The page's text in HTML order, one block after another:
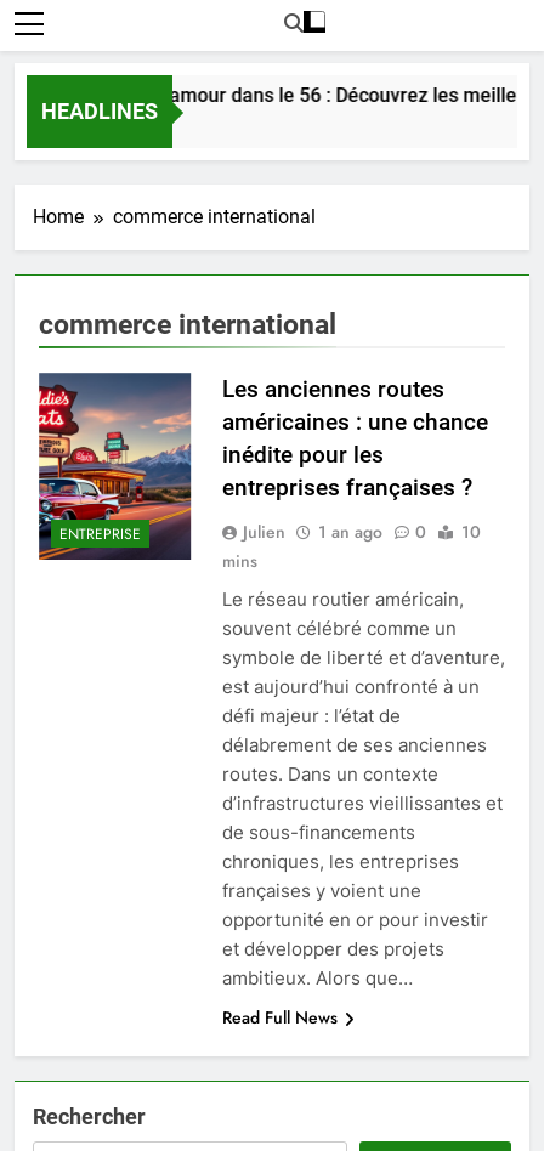
HEADLINES
Rencontrer l’amour dans le 56 : Découvrez les
5 Jours Ago
Home commerce international
commerce international
ENTREPRISE
Les anciennes routes
américaines : une chance
inédite pour les
entreprises françaises ?
Julien 1 an ago 0
10
mins
Le réseau routier américain,
souvent célébré comme un
symbole de liberté et d’aventure,
est aujourd’hui confronté à un
défi majeur : l’état de
délabrement de ses anciennes
routes. Dans un contexte
d’infrastructures vieillissantes et
de sous-financements
chroniques, les entreprises
françaises y voient une
opportunité en or pour investir
et développer des projets
ambitieux. Alors que…
Read Full News
Rechercher